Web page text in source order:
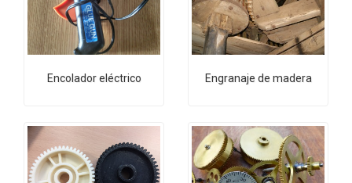
Encolador eléctrico Engranaje de madera